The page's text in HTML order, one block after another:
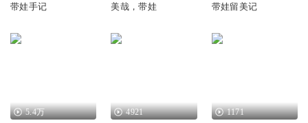
带娃手记 美哉，带娃 带娃留美记
5.4万 4921 1171